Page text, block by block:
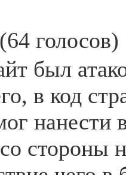
голосов)
был
в код
стороны